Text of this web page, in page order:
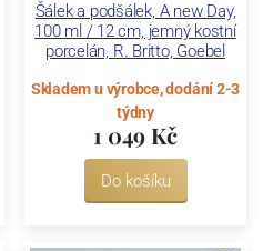
Šálek a podšálek, A new Day,
100 ml / 12 cm, jemný kostní
porcelán, R. Britto, Goebel
Skladem u výrobce, dodání 2-3
týdny
1 049 Kč
Do košíku